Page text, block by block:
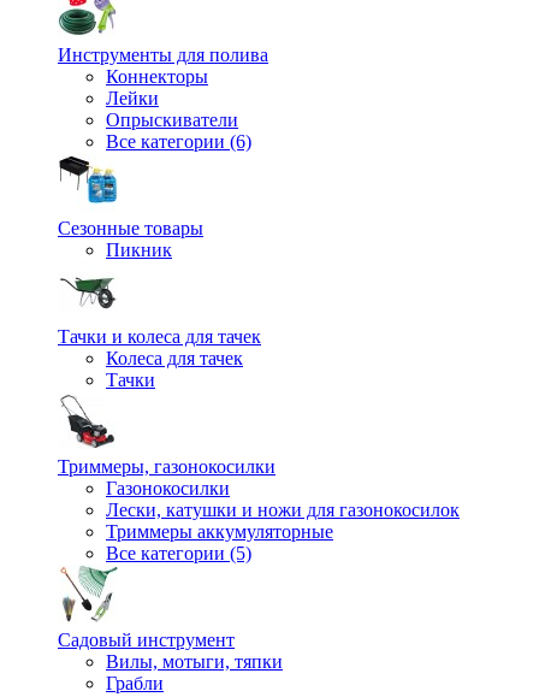
Инструменты для полива
Коннекторы
Лейки
Опрыскиватели
Все категории (6)
Сезонные товары
Пикник
Тачки и колеса для тачек
Колеса для тачек
Тачки
Триммеры, газонокосилки
Газонокосилки
Лески, катушки и ножи для газонокосилок
Триммеры аккумуляторные
Все категории (5)
Садовый инструмент
Вилы, мотыги, тяпки
Грабли